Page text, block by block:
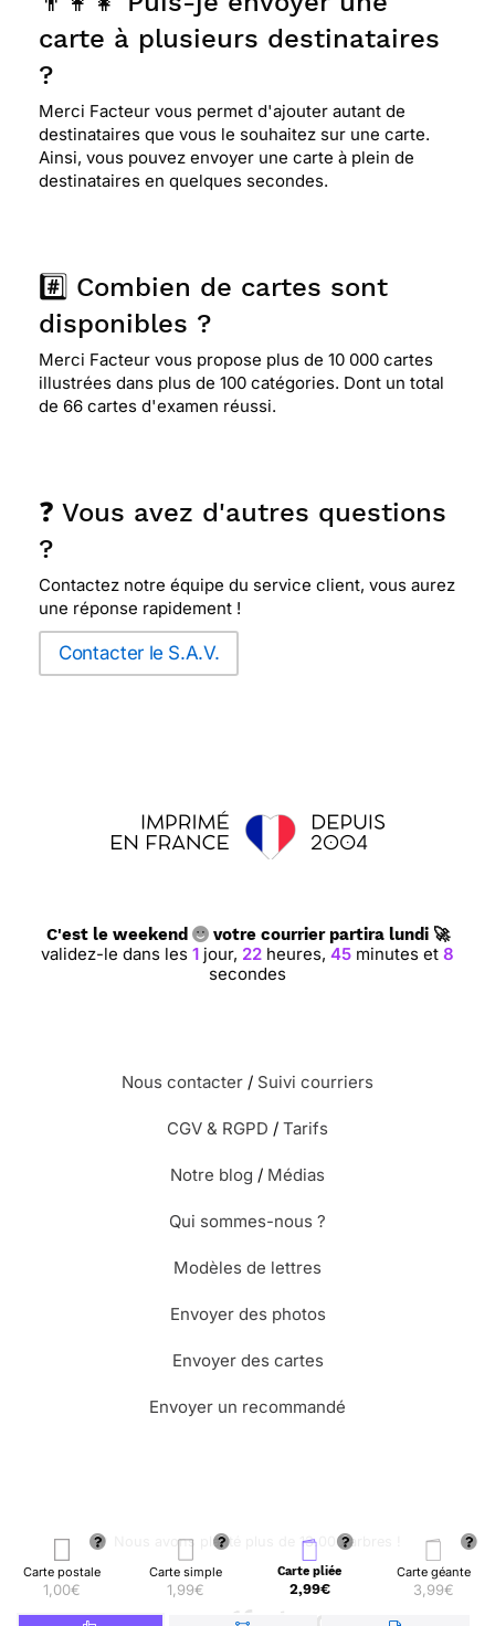
Carte postale
1,00€
Carte simple
1,99€
Carte pliée
2,99€
Carte géante
3,99€
carte à plusieurs destinataires
?
Merci Facteur vous permet d'ajouter autant de
destinataires que vous le souhaitez sur une carte.
Ainsi, vous pouvez envoyer une carte à plein de
destinataires en quelques secondes.
#️⃣ Combien de cartes sont
disponibles ?
Merci Facteur vous propose plus de 10 000 cartes
illustrées dans plus de 100 catégories. Dont un total
de 66 cartes d'examen réussi.
❓ Vous avez d'autres questions
?
Contactez notre équipe du service client, vous aurez
une réponse rapidement !
Contacter le S.A.V.
C'est le weekend votre courrier partira lundi 🚀
validez-le dans les1 jour, 22 heures,45 minutes et7
secondes
Nous contacter / Suivi courriers
CGV & RGPD / Tarifs
Notre blog / Médias
Qui sommes-nous ?
Modèles de lettres
Envoyer des photos
Envoyer des cartes
Envoyer un recommandé
🌳 Nous avons planté plus de 13.000 arbres !